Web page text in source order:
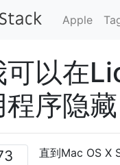
Apple
可以在
程序隐
直到Mac OS X